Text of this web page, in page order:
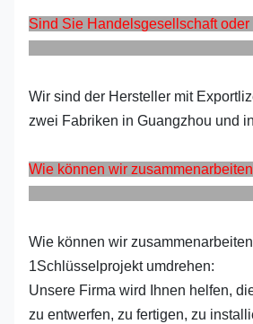
Sind Sie Handelsgesellschaft
Wir sind der Hersteller mit
zwei Fabriken in Guangzhou und
Wie können wir
Wie können wir
1Schlüsselprojekt umdrehen:
Unsere Firma wird Ihnen helfen,
zu entwerfen, zu fertigen, zu